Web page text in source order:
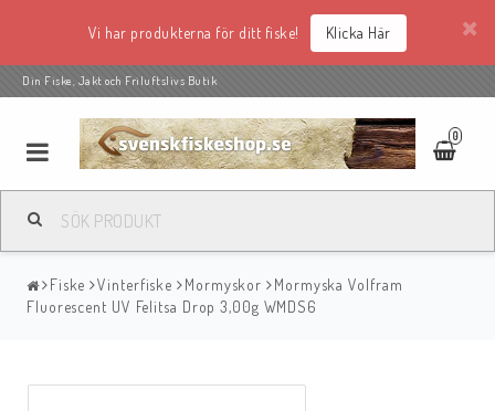
Vi har produkterna för ditt fiske! Klicka Här
Din Fiske, Jakt och Friluftslivs Butik
0
Fiske Vinterfiske Mormyskor
Mormyska Volfram
Fluorescent UV Felitsa Drop 3,00g WMDS6